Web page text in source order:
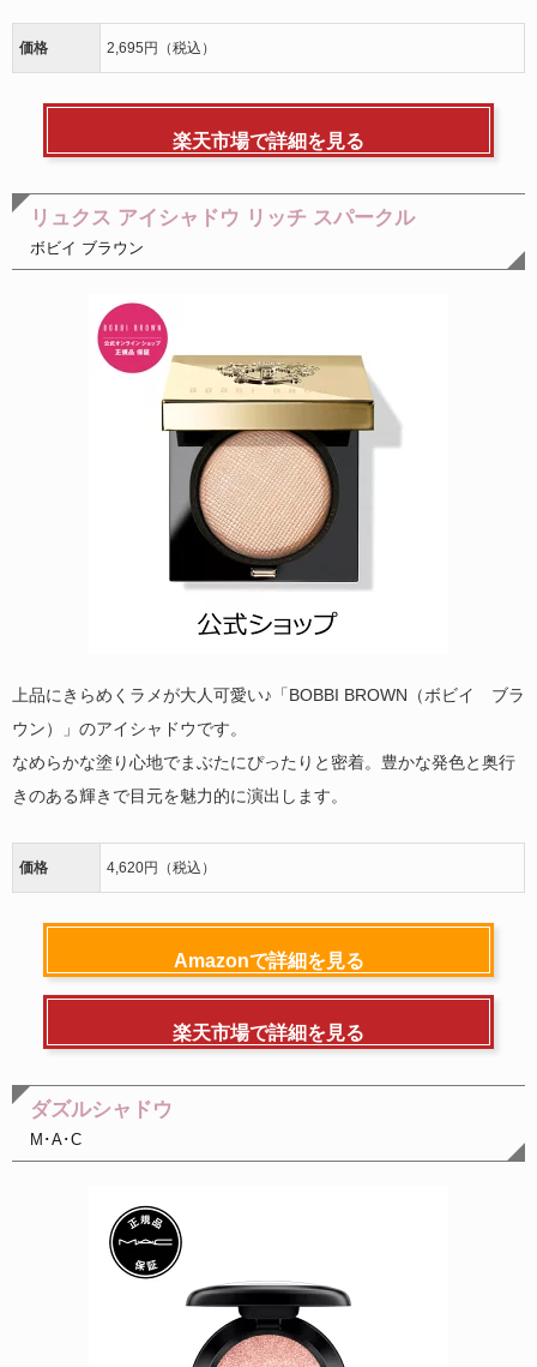
価格 2,695円（税込）
楽天市場で詳細を見る
リュクス アイシャドウ リッチ スパークル
ボビイ ブラウン
上品にきらめくラメが大人可愛い♪「BOBBI BROWN（ボビイ ブラ
ウン）」のアイシャドウです。
なめらかな塗り心地でまぶたにぴったりと密着。豊かな発色と奥行
きのある輝きで目元を魅力的に演出します。
価格 4,620円（税込）
Amazonで詳細を見る
楽天市場で詳細を見る
ダズルシャドウ
M･A･C